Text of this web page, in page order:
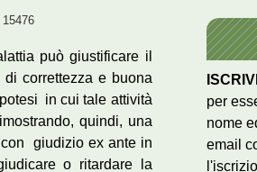
può giustificare il
correttezza e buona
in cui tale attività
quindi, una
giudizio ex ante in
o ritardare la
per
nome
email